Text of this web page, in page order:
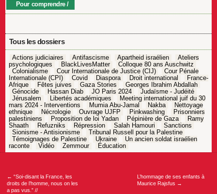
Pour comprendre
Tous les dossiers
Actions judiciaires Antifascisme Apartheid israélien
Ateliers
psychologiques
BlackLivesMatter
Colloque 80 ans Auschwitz
Colonialisme
Cour Internationale de Justice (CIJ)
Cour Pénale
Internationale (CPI)
Covid Diaspora Droit international
France-
Afrique
Fêtes juives Gaza Stories
Georges Ibrahim Abdallah
Génocide
Hassan Diab JO Paris 2024
Judaïsme - Judéité
Jérusalem
Libertés académiques
Meeting international juif du 30
mars 2024 - Interventions
Mumia Abu-Jamal Nakba
Nettoyage
ethnique
Nécrologie Ouvrage UJFP Pinkwashing
Prisonniers
palestiniens
Proposition de loi Yadan Pépinière de Gaza
Ramy
Shaath
Refuzniks Répression Salah Hamouri
Sanctions
Sionisme - Antisionisme
Tribunal Russell pour la Palestine
Témoignages de Palestine
Ukraine
Un ancien soldat israélien
raconte
Vidéo Zemmour Éducation
Navigation
← “Soi-disant la France, les
droits de l’homme, nous on les
a pas vus.” //
L’hommage de ses enfants à
Maurice Rajsfus →